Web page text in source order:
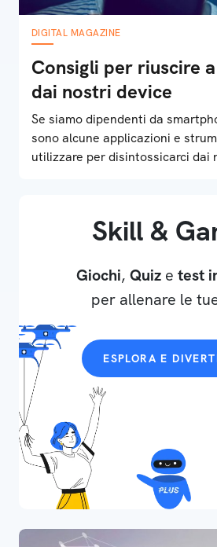
DIGITAL MAGAZINE
Consigli per riuscire
dai nostri device
Se siamo dipendenti da
sono alcune applicazioni e
utilizzare per disintossicarci dai
Skill &
Giochi, Quize test
per allenare le
ESPLORA E